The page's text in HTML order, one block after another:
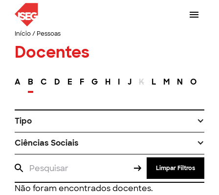
Início/ Pessoas
Docentes
A B C D E F G H I J K L M N O
Tipo
Ciências Sociais
Limpar Filtros
Não foram encontrados docentes.